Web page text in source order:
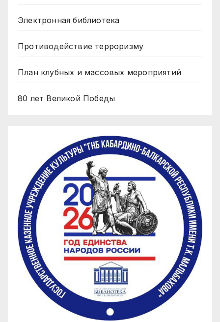
Электронная библиотека
Противодействие терроризму
План клубных и массовых мероприятий
80 лет Великой Победы